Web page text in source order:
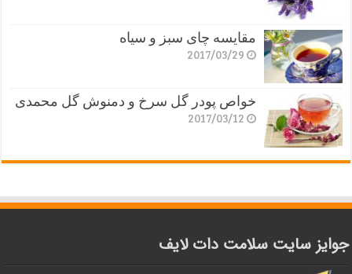
مقایسه چای سبز و سیاه
2017/03/29
خواص پودر گل سرخ و دمنوش گل محمدی
2017/03/12
جوایز سایت سلامت دات لایف